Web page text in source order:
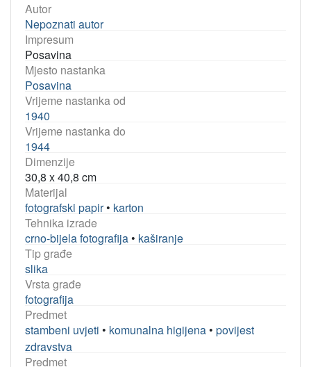
Autor
Nepoznati autor
Impresum
Posavina
Mjesto nastanka
Posavina
Vrijeme nastanka od
1940
Vrijeme nastanka do
1944
Dimenzije
30,8 x 40,8 cm
Materijal
fotografski papir• karton
Tehnika izrade
crno-bijela fotografija • kaširanje
Tip građe
slika
Vrsta građe
fotografija
Predmet
stambeni uvjeti • komunalna higijena • povijest
zdravstva
Predmet